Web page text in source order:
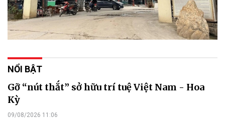
NỔI BẬT
Gỡ “nút thắt” sở hữu trí tuệ Việt Nam - Hoa
Kỳ
09/08/2026 11:06